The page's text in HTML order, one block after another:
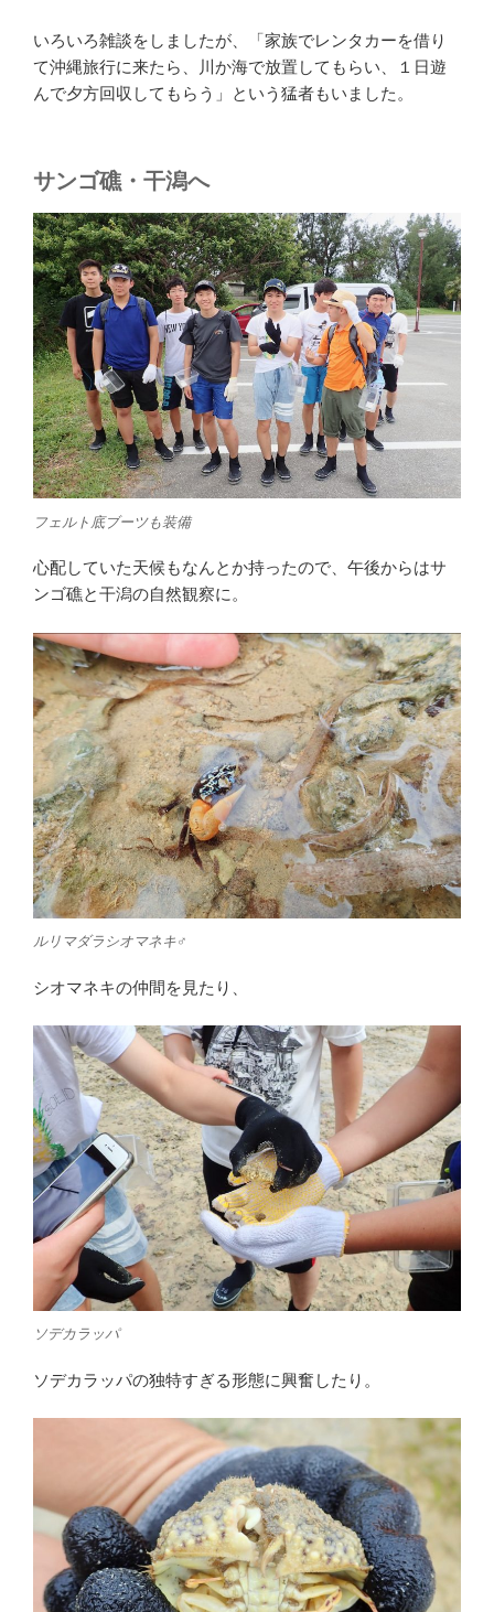
いろいろ雑談をしましたが、「家族でレンタカーを借り
て沖縄旅行に来たら、川か海で放置してもらい、１日遊
んで夕方回収してもらう」という猛者もいました。
サンゴ礁・干潟へ
フェルト底ブーツも装備
心配していた天候もなんとか持ったので、午後からはサ
ンゴ礁と干潟の自然観察に。
ルリマダラシオマネキ♂
シオマネキの仲間を見たり、
ソデカラッパ
ソデカラッパの独特すぎる形態に興奮したり。